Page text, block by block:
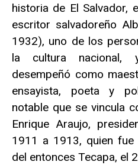
historia de El Salvador,
escritor salvadoreño
1932), uno de los
la cultura nacional,
desempeñó como
ensayista, poeta y
notable que se vincula
Enrique Araujo,
1911 a 1913, quien
del entonces Tecapa, el